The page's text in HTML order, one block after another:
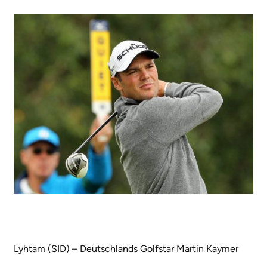
Lyhtam (SID) – Deutschlands Golfstar Martin Kaymer